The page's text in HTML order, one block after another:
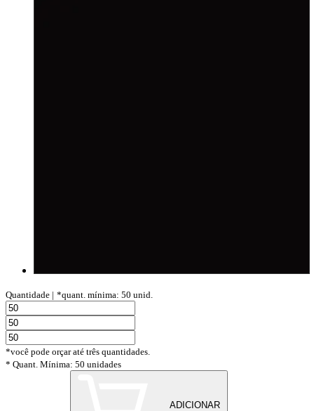
Quantidade | *quant. mínima: 50 unid.
*você pode orçar até três quantidades.
* Quant. Mínima: 50 unidades
ADICIONAR